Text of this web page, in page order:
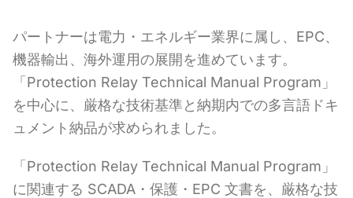
パートナーは電力・エネルギー業界に属し、EPC、
機器輸出、海外運用の展開を進めています。
「Protection Relay Technical Manual Program」
を中心に、厳格な技術基準と納期内での多言語ドキ
ュメント納品が求められました。
「Protection Relay Technical Manual Program」
に関連する SCADA・保護・EPC 文書を、厳格な技